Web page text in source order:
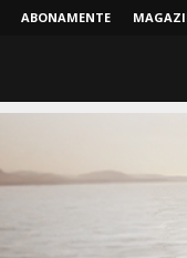
ABONAMENTE